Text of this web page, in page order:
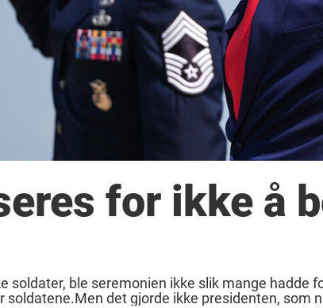
for ikke å
soldater, ble seremonien ikke slik mange hadde
det gjorde ikke presidenten, som